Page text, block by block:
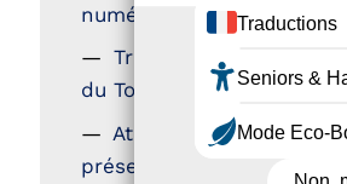
numérique
Trophées Horizons –
du Tourisme Durable
Atout France – flyer
présentation label